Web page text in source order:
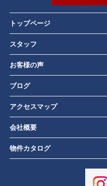
トップページ
スタッフ
お客様の声
ブログ
アクセスマップ
会社概要
物件カタログ